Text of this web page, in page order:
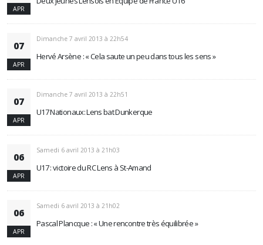
APR
07
APR
Dimanche 7 avril 2013 à 22h54
Hervé Arsène : « Cela saute un peu dans tous les sens »
07
APR
Dimanche 7 avril 2013 à 22h51
U17 Nationaux: Lens bat Dunkerque
06
APR
Samedi 6 avril 2013 à 21h03
U17 : victoire du RC Lens à St-Amand
06
APR
Samedi 6 avril 2013 à 21h02
Pascal Plancque : « Une rencontre très équilibrée »